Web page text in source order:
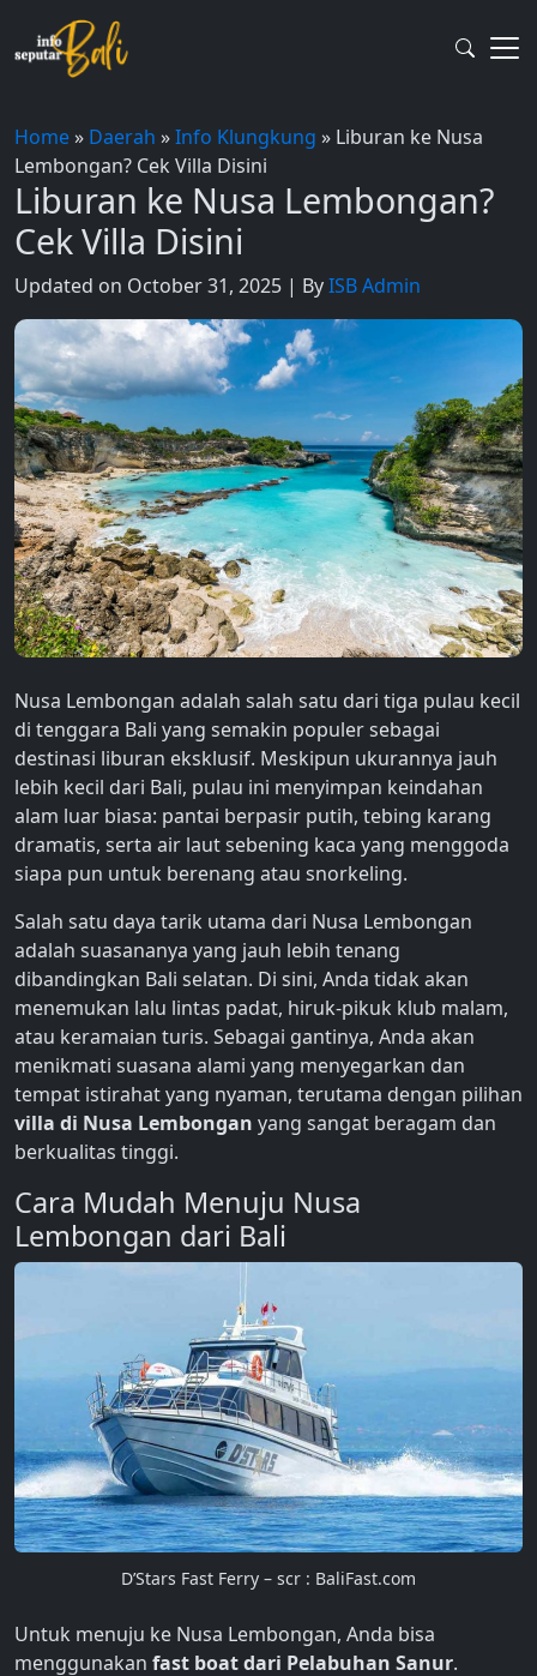
content
Home» Daerah »Info Klungkung » Liburan ke Nusa
Lembongan? Cek Villa Disini
Liburan ke Nusa Lembongan?
Cek Villa Disini
Updated on October 31, 2025 | ByISB Admin
Nusa Lembongan adalah salah satu dari tiga pulau kecil
di tenggara Bali yang semakin populer sebagai
destinasi liburan eksklusif. Meskipun ukurannya jauh
lebih kecil dari Bali, pulau ini menyimpan keindahan
alam luar biasa: pantai berpasir putih, tebing karang
dramatis, serta air laut sebening kaca yang menggoda
siapa pun untuk berenang atau snorkeling.
Salah satu daya tarik utama dari Nusa Lembongan
adalah suasananya yang jauh lebih tenang
dibandingkan Bali selatan. Di sini, Anda tidak akan
menemukan lalu lintas padat, hiruk-pikuk klub malam,
atau keramaian turis. Sebagai gantinya, Anda akan
menikmati suasana alami yang menyegarkan dan
tempat istirahat yang nyaman, terutama dengan pilihan
villa di Nusa Lembongan yang sangat beragam dan
berkualitas tinggi.
Cara Mudah Menuju Nusa
Lembongan dari Bali
D’Stars Fast Ferry – scr : BaliFast.com
Untuk menuju ke Nusa Lembongan, Anda bisa
menggunakan fast boat dari Pelabuhan Sanur.